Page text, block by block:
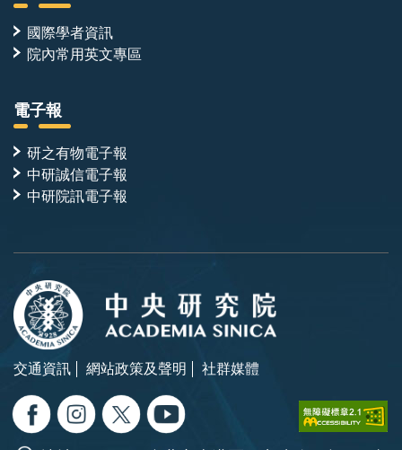
國際學者資訊
院內常用英文專區
電子報
研之有物電子報
中研誠信電子報
中研院訊電子報
交通資訊 網站政策及聲明 社群媒體